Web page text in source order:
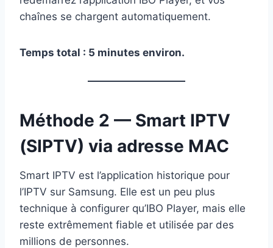
chaînes se chargent automatiquement.
Temps total : 5 minutes environ.
Méthode 2 — Smart IPTV
(SIPTV) via adresse MAC
Smart IPTV est l’application historique pour
l’IPTV sur Samsung. Elle est un peu plus
technique à configurer qu’IBO Player, mais elle
reste extrêmement fiable et utilisée par des
millions de personnes.